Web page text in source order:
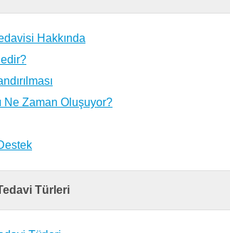
Hakkında
Ne Zaman Oluşuyor?
Türleri